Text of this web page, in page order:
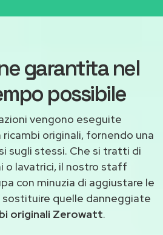
garantita nel
possibile
vengono eseguite
originali, fornendo una
sugli stessi. Che si tratti di
o lavatrici, il nostro staff
con minuzia di aggiustare le
quelle danneggiate
originali Zerowatt.